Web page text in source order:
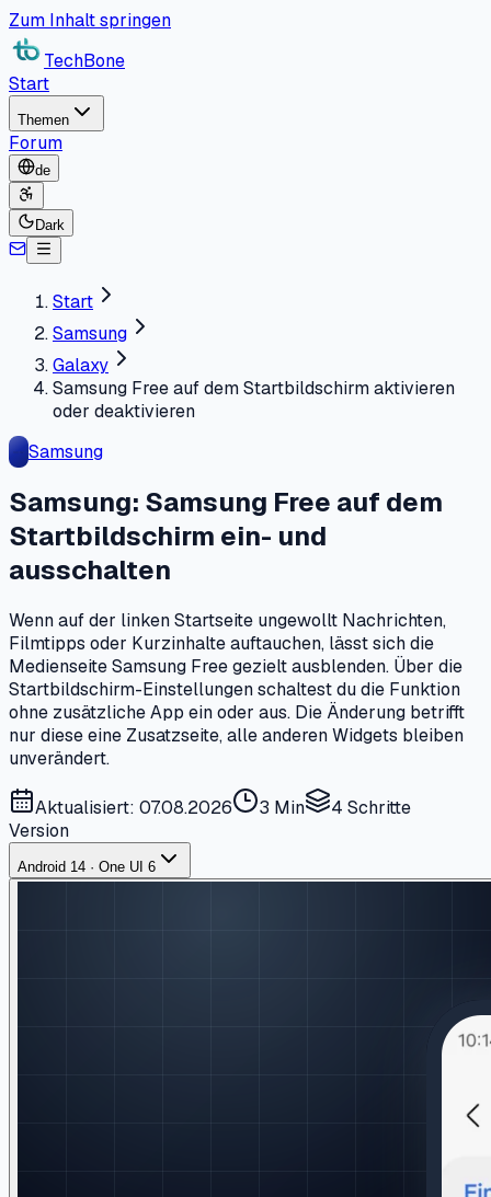
Zum Inhalt springen
TechBone
Start
Themen
Forum
de
Dark
Start
Samsung
Galaxy
Samsung Free auf dem Startbildschirm aktivieren
oder deaktivieren
Samsung
Samsung: Samsung Free auf dem
Startbildschirm ein- und
ausschalten
Wenn auf der linken Startseite ungewollt Nachrichten,
Filmtipps oder Kurzinhalte auftauchen, lässt sich die
Medienseite Samsung Free gezielt ausblenden. Über die
Startbildschirm-Einstellungen schaltest du die Funktion
ohne zusätzliche App ein oder aus. Die Änderung betrifft
nur diese eine Zusatzseite, alle anderen Widgets bleiben
unverändert.
Aktualisiert: 07.08.2026 3 Min 4 Schritte
Version
Android 14 · One UI 6